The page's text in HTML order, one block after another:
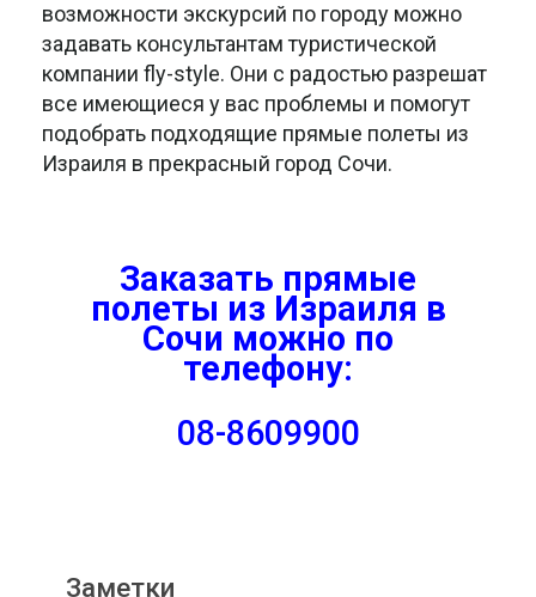
возможности экскурсий по городу можно
задавать консультантам туристической
компании fly-style. Они с радостью разрешат
все имеющиеся у вас проблемы и помогут
подобрать подходящие прямые полеты из
Израиля в прекрасный город Сочи.
Заказать прямые
полеты из Израиля в
Сочи можно по
телефону:
08-8609900
Заметки